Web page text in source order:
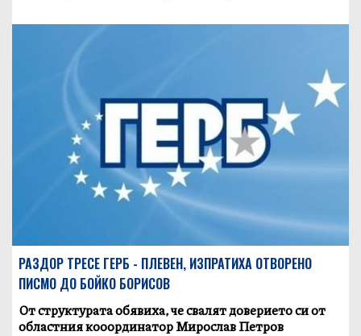
РАЗДОР ТРЕСЕ ГЕРБ - ПЛЕВЕН, ИЗПРАТИХА ОТВОРЕНО
ПИСМО ДО БОЙКО БОРИСОВ
От структурата обявиха, че свалят доверието си от
областния кооординатор Мирослав Петров